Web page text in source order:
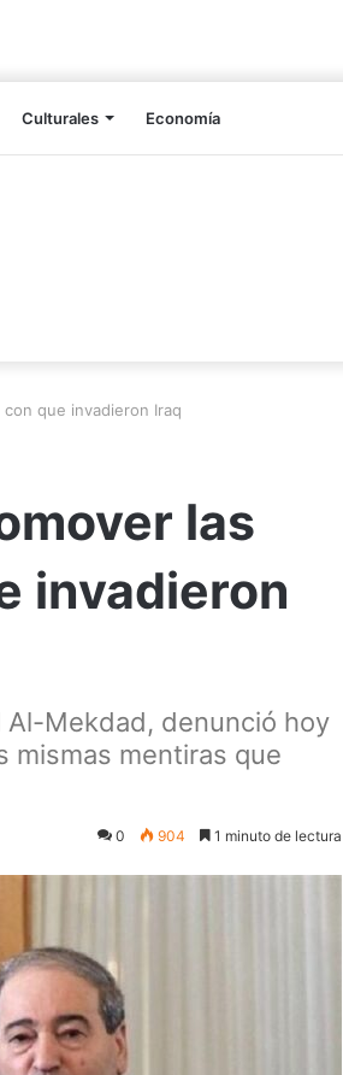
Culturales Economía
con que invadieron Iraq
las
invadieron
Al-Mekdad, denunció hoy
mismas mentiras que
0 904 1 minuto de lectura